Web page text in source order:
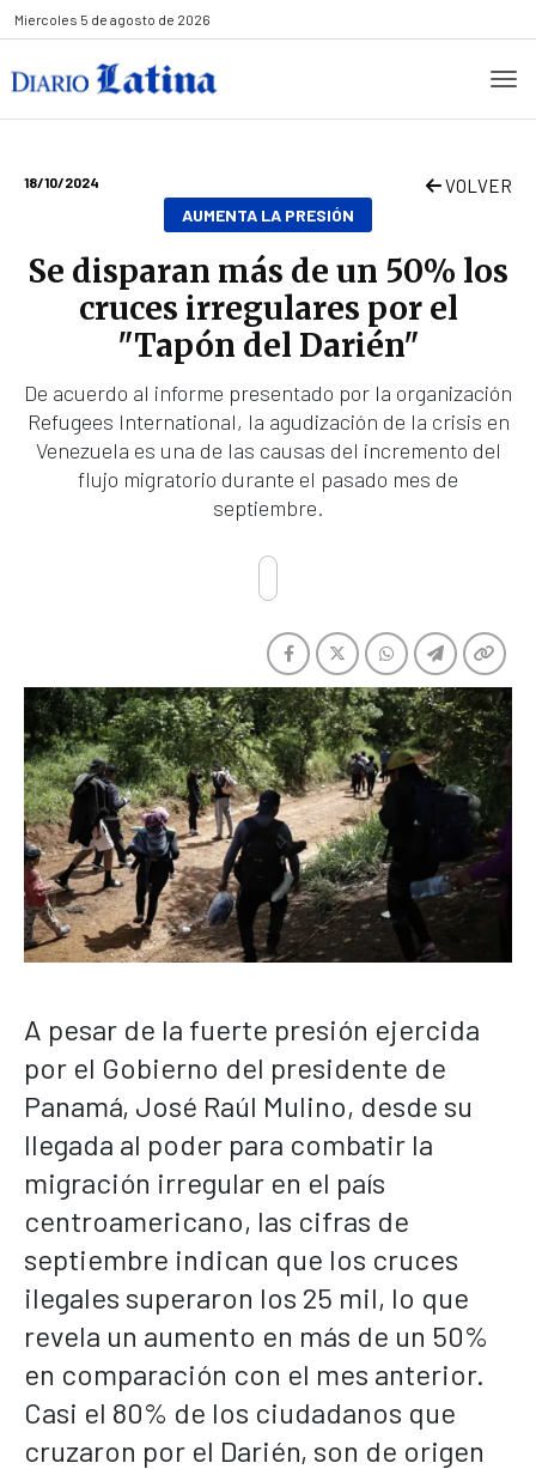
Miercoles 5 de agosto de 2026
18/10/2024 VOLVER
AUMENTA LA PRESIÓN
Se disparan más de un 50% los
cruces irregulares por el
"Tapón del Darién"
De acuerdo al informe presentado por la organización
Refugees International, la agudización de la crisis en
Venezuela es una de las causas del incremento del
flujo migratorio durante el pasado mes de
septiembre.
A pesar de la fuerte presión ejercida
por el Gobierno del presidente de
Panamá, José Raúl Mulino, desde su
llegada al poder para combatir la
migración irregular en el país
centroamericano, las cifras de
septiembre indican que los cruces
ilegales superaron los 25 mil, lo que
revela un aumento en más de un 50%
en comparación con el mes anterior.
Casi el 80% de los ciudadanos que
cruzaron por el Darién, son de origen